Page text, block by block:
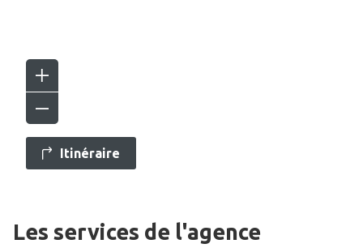
Itinéraire
Les services de l'agence